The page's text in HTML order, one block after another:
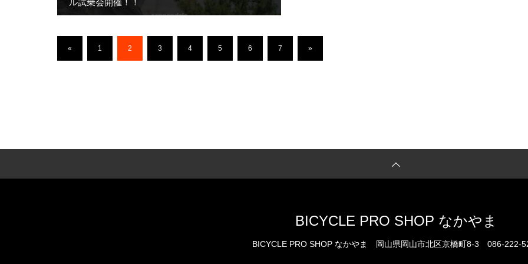
ル試乗会開催！！
« 1 2 3 4 5 6 7 »
BICYCLE PRO SHOP なかやま
BICYCLE PRO SHOP なかやま 岡山県岡山市北区京橋町8-3 086-222-